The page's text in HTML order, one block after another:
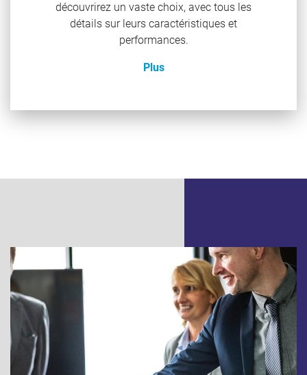
découvrirez un vaste choix, avec tous les
détails sur leurs caractéristiques et
performances.
Plus